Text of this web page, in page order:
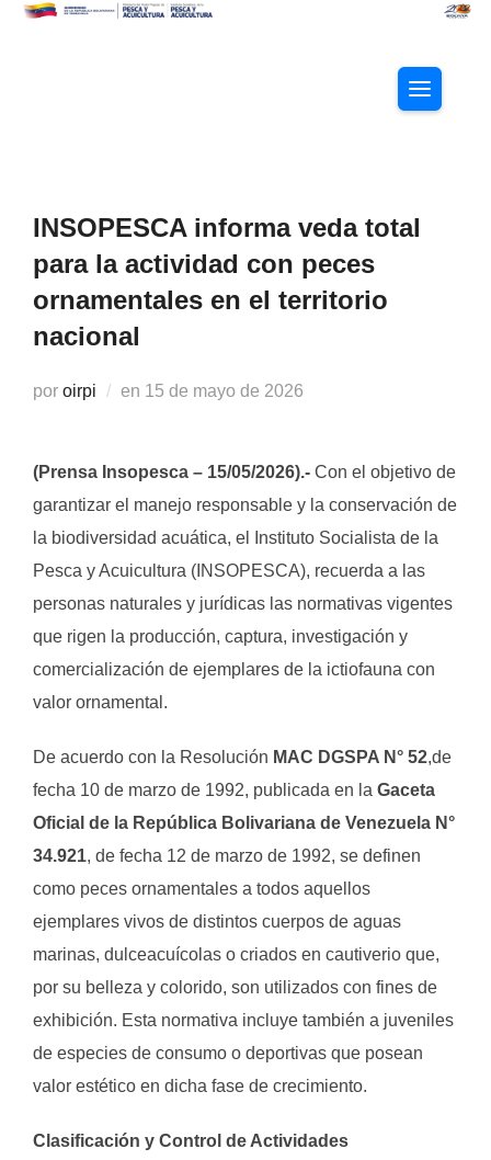
Saltar
INSOPESCA informa veda total
para la actividad con peces
ornamentales en el territorio
nacional
por oirpi en Publicado
15 de mayo de 2026
(Prensa Insopesca – 15/05/2026).- Con el objetivo de
garantizar el manejo responsable y la conservación de
la biodiversidad acuática, el Instituto Socialista de la
Pesca y Acuicultura (INSOPESCA), recuerda a las
personas naturales y jurídicas las normativas vigentes
que rigen la producción, captura, investigación y
comercialización de ejemplares de la ictiofauna con
valor ornamental.
De acuerdo con la Resolución MAC DGSPA N° 52,de
fe­cha 10 de marzo de 1992, publicada en la Gaceta
Oficial de la República Bolivariana de Venezuela N°
34.921, de fecha 12 de marzo de 1992, se definen
como peces ornamentales a todos aquellos
ejemplares vivos de distintos cuerpos de aguas
marinas, dulceacuícolas o criados en cautiverio que,
por su belleza y colorido, son utilizados con fines de
exhibición. Esta normativa incluye también a juveniles
de especies de consumo o deportivas que posean
valor estético en dicha fase de crecimiento.
Clasificación y Control de Actividades